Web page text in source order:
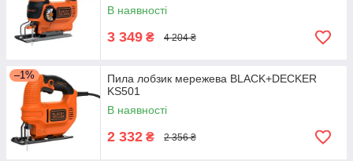
В наявності
3 349 ₴ 4 204 ₴
–1%
Пила лобзик мережева BLACK+DECKER
KS501
В наявності
2 332 ₴ 2 356 ₴